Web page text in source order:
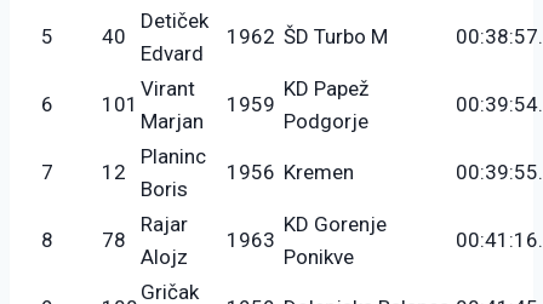
5 40
Detiček
Edvard
1962 ŠD Turbo M
6 101
Virant
Marjan
1959
KD Papež
Podgorje
7 12
Planinc
Boris
1956 Kremen
8 78
Rajar
Alojz
1963
KD Gorenje
Ponikve
Gričak